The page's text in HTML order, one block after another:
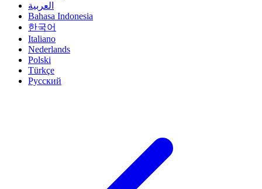
العربية
Bahasa Indonesia
한국어
Italiano
Nederlands
Polski
Türkçe
Русский